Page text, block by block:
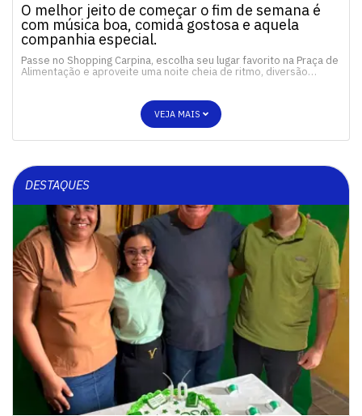
O melhor jeito de começar o fim de semana é
com música boa, comida gostosa e aquela
companhia especial.
Passe no Shopping Carpina, escolha seu lugar favorito na Praça de
Alimentação e aproveite uma noite cheia de ritmo, diversão…
VEJA MAIS
DESTAQUES